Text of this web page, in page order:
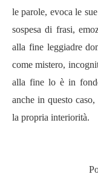
le parole, evoca le
sospesa di frasi,
alla fine leggiadre
come mistero,
alla fine lo è in
anche in questo
la propria interiorità.